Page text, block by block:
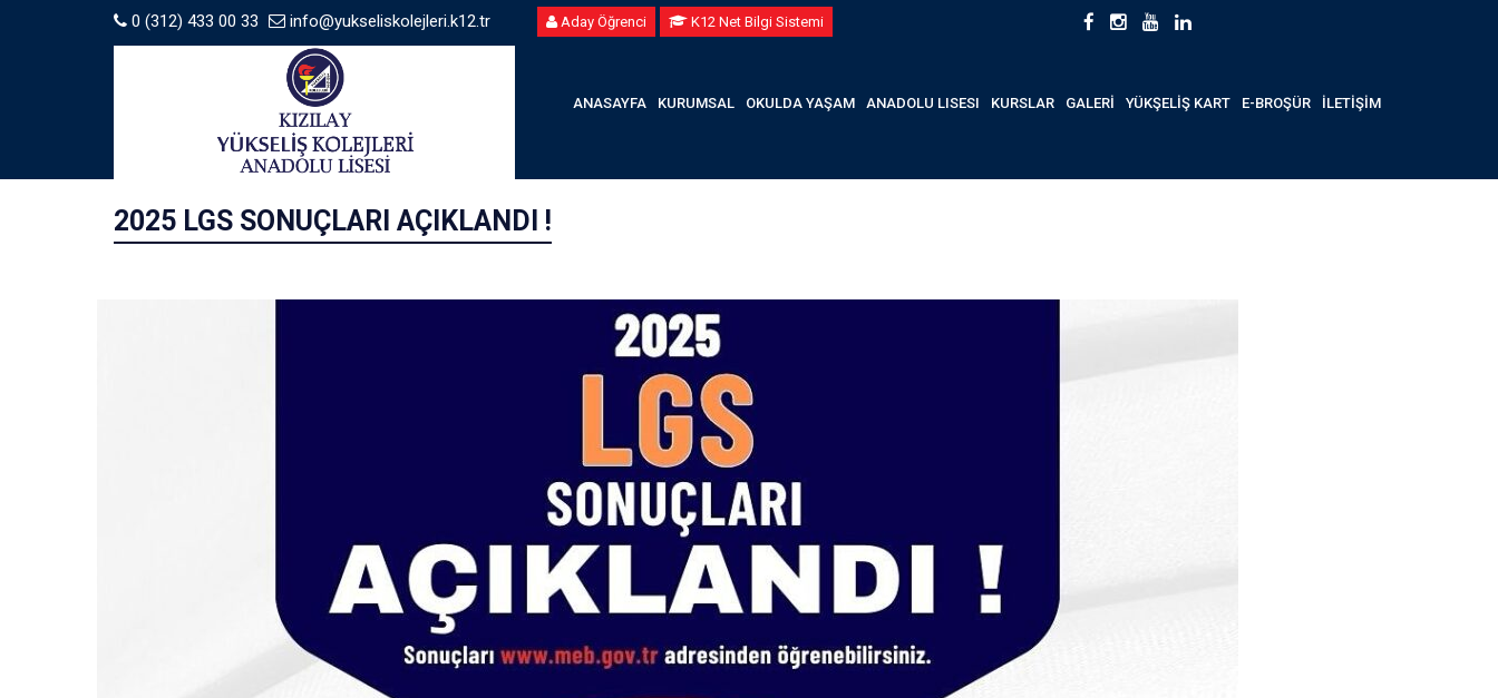
0 (312) 433 00 33 info@yukseliskolejleri.k12.tr Aday Öğrenci K12 Net Bilgi Sistemi
ANASAYFA KURUMSAL OKULDA YAŞAM ANADOLU LISESI KURSLAR GALERİ YÜKŞELİŞ KART E-BROŞÜR İLETİŞİM
2025 LGS SONUÇLARI AÇIKLANDI !